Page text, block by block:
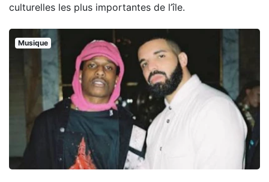
culturelles les plus importantes de l’île.
Musique